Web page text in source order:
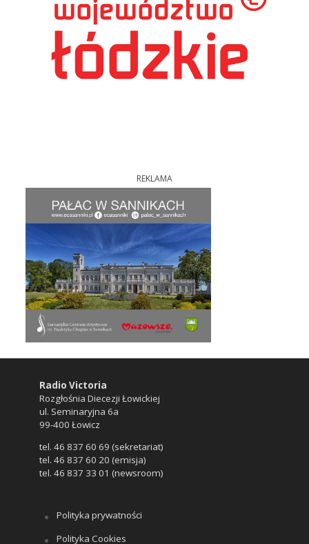
REKLAMA
Radio Victoria
Rozgłośnia Diecezji Łowickiej
ul. Seminaryjna 6a
99-400 Łowicz
tel. 46 837 60 69 (sekretariat)
tel. 46 837 60 20 (emisja)
tel. 46 837 33 01 (newsroom)
Polityka prywatności
Polityka Cookies